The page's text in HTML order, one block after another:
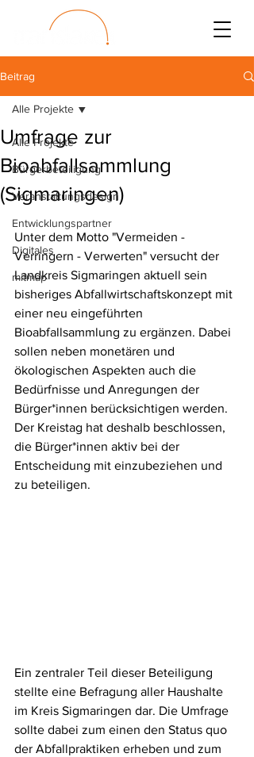
Beitrag
Alle Projekte
Bürgerbeteiligung
Veranstaltungsdesign
Entwicklungspartner
Digitales
mitmap
Alle Projekte
Umfrage zur
Bioabfallsammlung
(Sigmaringen)
Unter dem Motto "Vermeiden -
Verringern - Verwerten" versucht der
Landkreis Sigmaringen aktuell sein
bisheriges Abfallwirtschaftskonzept mit
einer neu eingeführten
Bioabfallsammlung zu ergänzen. Dabei
sollen neben monetären und
ökologischen Aspekten auch die
Bedürfnisse und Anregungen der
Bürger*innen berücksichtigen werden.
Der Kreistag hat deshalb beschlossen,
die Bürger*innen aktiv bei der
Entscheidung mit einzubeziehen und
zu beteiligen.
Ein zentraler Teil dieser Beteiligung
stellte eine Befragung aller Haushalte
im Kreis Sigmaringen dar. Die Umfrage
sollte dabei zum einen den Status quo
der Abfallpraktiken erheben und zum